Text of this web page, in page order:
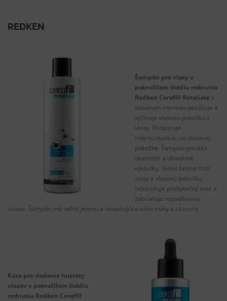
REDKEN
Šampón pre vlasy v
pokročilom štádiu rednutia
Redken Cerafill Retaliates
obsahom mentolu posilňuje a
vyživuje vlasovú pokožku a
vlasy. Podporuje
mikrocirkuláciu vo vlasovej
pokožke. Šampón prináša
okamžité a dlhodobé
výsledky. Veľmi šetrne čistí
vlasy a vlasovú pokožku,
odstraňuje prebytočný maz a
zabraňuje vypadávaniu
vlasov. Šampón má veľmi jemnú a osviežujúcu vôňu mäty a zázvoru.
Kúra pre dodanie hustoty
vlasov v pokročilom štádiu
rednutia Redken Cerafill